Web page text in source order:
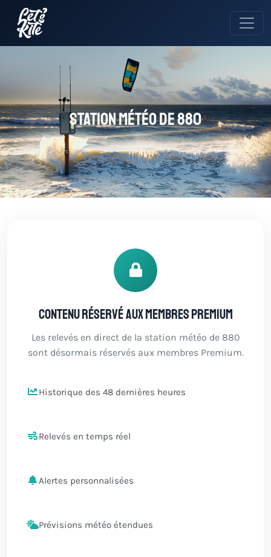
Station météo de 880
Contenu réservé aux membres Premium
Les relevés en direct de la station météo de 880
sont désormais réservés aux membres Premium.
Historique des 48 dernières heures
Relevés en temps réel
Alertes personnalisées
Prévisions météo étendues